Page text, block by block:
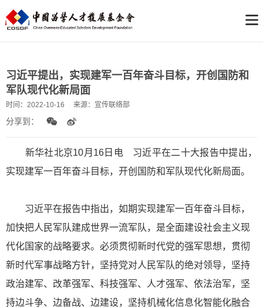
习近平提出，实现建军一百年奋斗目标，开创国防和
军队现代化新局面
时间： 2022-10-16 来源： 宣传联络部
分享到：
新华社北京10月16日电 习近平在二十大报告中提出，
实现建军一百年奋斗目标，开创国防和军队现代化新局面。
习近平在报告中指出，如期实现建军一百年奋斗目标，
加快把人民军队建成世界一流军队，是全面建设社会主义现
代化国家的战略要求。必须贯彻新时代党的强军思想，贯彻
新时代军事战略方针，坚持党对人民军队的绝对领导，坚持
政治建军、改革强军、科技强军、人才强军、依法治军，坚
持边斗争、边备战、边建设，坚持机械化信息化智能化融合